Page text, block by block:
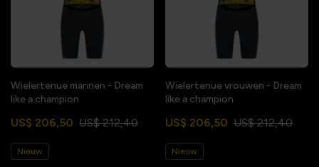
Wielertenue mannen - Dream
like a champion
US$ 206,50 US$ 212,40
Nieuw
Wielertenue vrouwen - Dream
like a champion
US$ 206,50 US$ 212,40
Nieuw